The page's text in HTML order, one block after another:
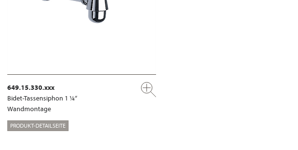
649.15.330.xxx
Bidet-Tassensiphon 1 ¼“
Wandmontage
PRODUKT-DETAILSEITE